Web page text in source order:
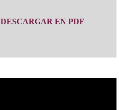
DESCARGAR EN PDF